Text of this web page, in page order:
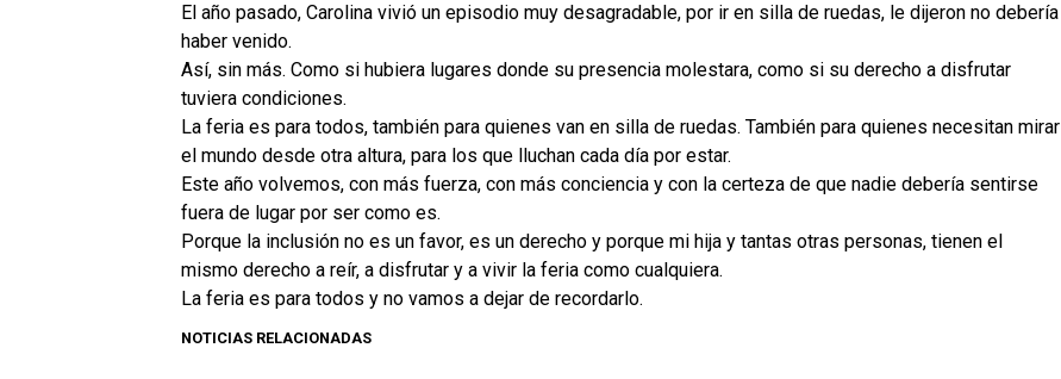
El año pasado, Carolina vivió un episodio muy desagradable, por ir en silla de ruedas, le dijeron no debería
haber venido.
Así, sin más. Como si hubiera lugares donde su presencia molestara, como si su derecho a disfrutar
tuviera condiciones.
La feria es para todos, también para quienes van en silla de ruedas. También para quienes necesitan mirar
el mundo desde otra altura, para los que lluchan cada día por estar.
Este año volvemos, con más fuerza, con más conciencia y con la certeza de que nadie debería sentirse
fuera de lugar por ser como es.
Porque la inclusión no es un favor, es un derecho y porque mi hija y tantas otras personas, tienen el
mismo derecho a reír, a disfrutar y a vivir la feria como cualquiera.
La feria es para todos y no vamos a dejar de recordarlo.
NOTICIAS RELACIONADAS